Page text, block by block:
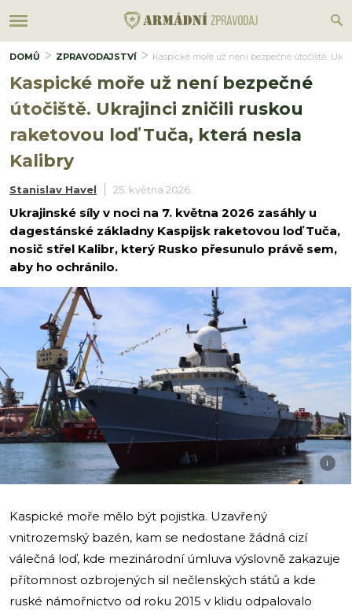
DOMŮ ZPRAVODAJSTVÍ Kaspické moře už není bezpečné útočiště.
Kaspické moře už není bezpečné
útočiště. Ukrajinci zničili ruskou
raketovou loď Tuča, která nesla
Kalibry
Stanislav Havel 25. května 2026
Ukrajinské síly v noci na 7. května 2026 zasáhly u
dagestánské základny Kaspijsk raketovou loď Tuča,
nosič střel Kalibr, který Rusko přesunulo právě sem,
aby ho ochránilo.
i
Kaspické moře mělo být pojistka. Uzavřený
vnitrozemský bazén, kam se nedostane žádná cizí
válečná loď, kde mezinárodní úmluva výslovně zakazuje
přítomnost ozbrojených sil nečlenských států a kde
ruské námořnictvo od roku 2015 v klidu odpalovalo